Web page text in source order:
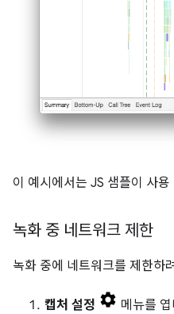
이 예시에서는 JS 샘플이 사
녹화 중 네트워크 제한
녹화 중에 네트워크를 제한하
캡처 설정 메뉴를